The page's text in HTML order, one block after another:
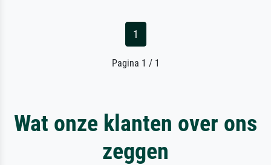
1
Pagina 1 / 1
Wat onze klanten over ons
zeggen